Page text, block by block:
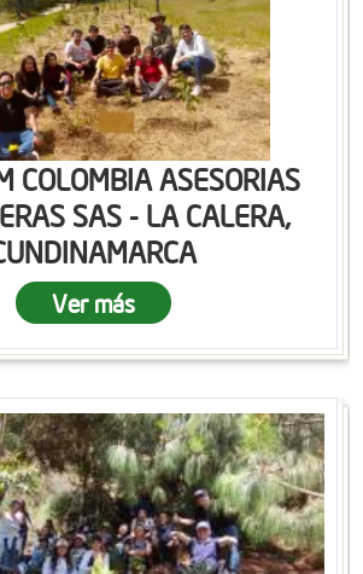
COLOMBIA ASESORIAS
SAS - LA CALERA,
Ver más